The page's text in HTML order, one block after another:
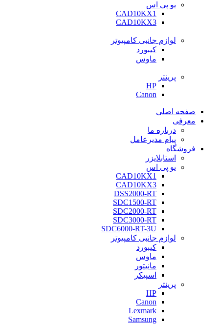
یو پی اس
CAD10KX1
CAD10KX3
لوازم جانبی کامپیوتر
کیبورد
ماوس
پرینتر
HP
Canon
صفحه اصلی
معرفی
درباره ما
پیام مدیرعامل
فروشگاه
استابلایزر
یو پی اس
CAD10KX1
CAD10KX3
DSS2000-RT
SDC1500-RT
SDC2000-RT
SDC3000-RT
SDC6000-RT-3U
لوازم جانبی کامپیوتر
کیبورد
ماوس
مانیتور
اسپیکر
پرینتر
HP
Canon
Lexmark
Samsung